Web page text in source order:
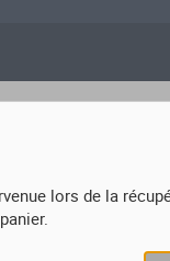
lors de la